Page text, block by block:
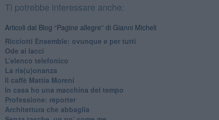
Ti potrebbe interessare anche:
Articoli dal Blog “Pagine allegre” di Gianni Micheli
​Ricciotti Ensemble: ovunque e per tutti
Ode ai lacci
​L’elenco telefonico
​La ris(u)onanza
​Il caffè Mattia Moreni
​In casa ho una macchina del tempo
Professione: reporter
Architettura che abbaglia